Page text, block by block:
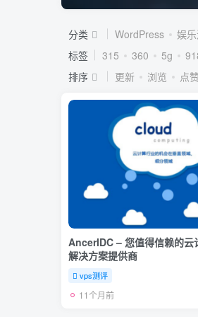
分类 WordPress 娱
标签
315 360 5g
排序
更新 浏览 点赞
AncerIDC – 您值得信赖的云
解决方案提供商
vps测评
11个月前